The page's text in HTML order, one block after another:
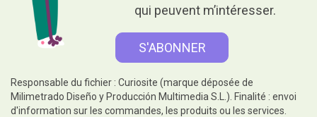
qui peuvent m’intéresser.
Responsable du fichier : Curiosite (marque déposée de
Milimetrado Diseño y Producción Multimedia S.L.). Finalité : envoi
d'information sur les commandes, les produits ou les services.